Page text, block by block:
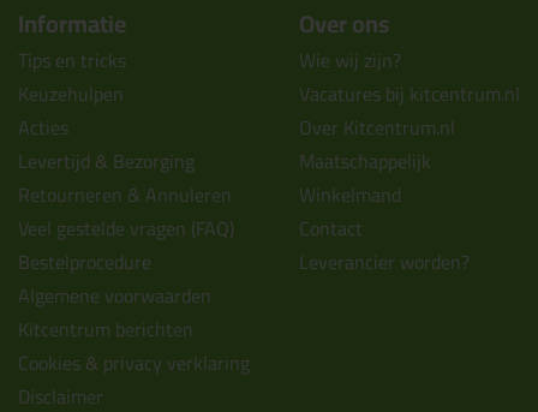
Informatie
Tips en tricks
Keuzehulpen
Acties
Levertijd & Bezorging
Retourneren & Annuleren
Veel gestelde vragen (FAQ)
Bestelprocedure
Algemene voorwaarden
Kitcentrum berichten
Cookies & privacy verklaring
Disclaimer
Over ons
Wie wij zijn?
Vacatures bij kitcentrum.nl
Over Kitcentrum.nl
Maatschappelijk
Winkelmand
Contact
Leverancier worden?